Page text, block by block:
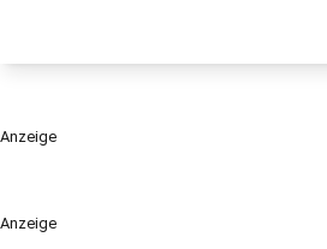
Anzeige
Anzeige